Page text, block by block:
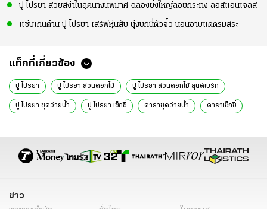
ปู ไปรยา สวยสง่าในลุคนางนพมาศ ฉลองยิ่งใหญ่ลอยกระทง ลอสแอนเจลิส
แซ่บเกินต้าน ปู ไปรยา เสิร์ฟหุ่นสับ นุ่งบิกินี่ตัวจิ๋ว นอนอาบแดดริมสระ
แท็กที่เกี่ยวข้อง
ปู ไปรยา ปู ไปรยา สวนดอกไม้ ปู ไปรยา สวนดอกไม้ ลุนด์เบิร์ก
ปู ไปรยา ชุดว่ายน้ำ ปู ไปรยา เซ็กซี่ ดาราชุดว่ายน้ำ ดาราเซ็กซี่
ข่าว